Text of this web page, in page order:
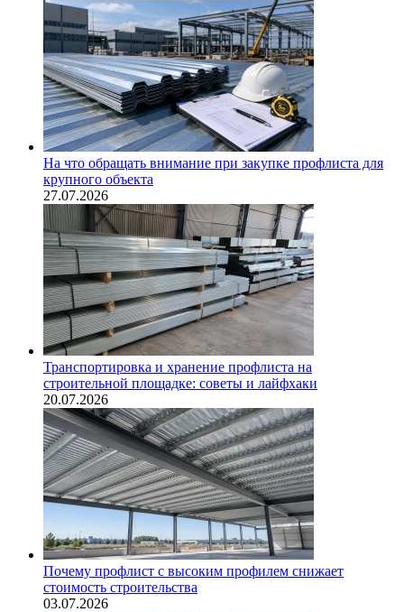
На что обращать внимание при закупке профлиста для
крупного объекта
27.07.2026
Транспортировка и хранение профлиста на
строительной площадке: советы и лайфхаки
20.07.2026
Почему профлист с высоким профилем снижает
стоимость строительства
03.07.2026